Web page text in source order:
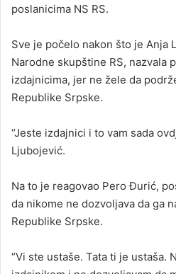
n
m
a
i
l
poslanicima NS RS.
Sve je počelo nakon što je Anja
Narodne skupštine RS, nazvala
izdajnicima, jer ne žele da
Republike Srpske.
“Jeste izdajnici i to vam sada
Ljubojević.
Na to je reagovao Pero Đurić,
da nikome ne dozvoljava da ga
Republike Srpske.
“Vi ste ustaše. Tata ti je ustaša.